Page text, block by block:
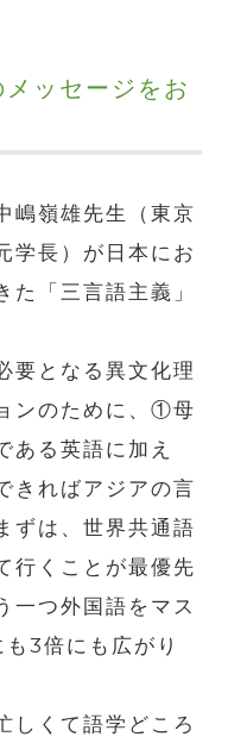
ッセージをお
嶋嶺雄先生（東京
学長）が日本にお
た「三言語主義」
要となる異文化理
ンのために、①母
る英語に加え
きればアジアの言
ずは、世界共通語
行くことが最優先
一つ外国語をマス
3倍にも広がり
しくて語学どころ